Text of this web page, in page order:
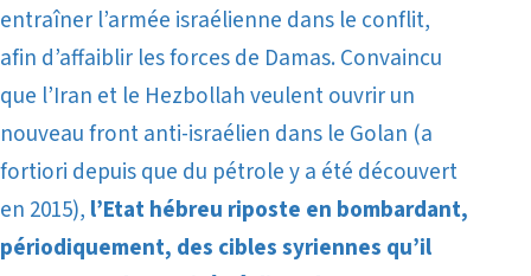
entraîner l’armée israélienne dans le conflit,
afin d’affaiblir les forces de Damas.Convaincu
que l’Iran et le Hezbollah veulent ouvrir un
nouveau front anti-israélien dans le Golan (a
fortiori depuis que du pétrole y a été découvert
en 2015), l’Etat hébreu riposte en bombardant,
périodiquement, des cibles syriennes qu’il